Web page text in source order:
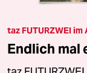
taz FUTURZWEI
Endlich mal